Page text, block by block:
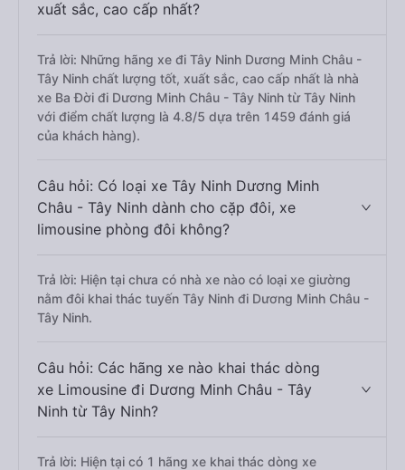
xuất sắc, cao cấp nhất?
Trả lời: Những hãng xe đi Tây Ninh Dương Minh Châu -
Tây Ninh chất lượng tốt, xuất sắc, cao cấp nhất là nhà
xe Ba Đời đi Dương Minh Châu - Tây Ninh từ Tây Ninh
với điểm chất lượng là 4.8/5 dựa trên 1459 đánh giá
của khách hàng).
Câu hỏi: Có loại xe Tây Ninh Dương Minh
Châu - Tây Ninh dành cho cặp đôi, xe
limousine phòng đôi không?
Trả lời: Hiện tại chưa có nhà xe nào có loại xe giường
nằm đôi khai thác tuyến Tây Ninh đi Dương Minh Châu -
Tây Ninh.
Câu hỏi: Các hãng xe nào khai thác dòng
xe Limousine đi Dương Minh Châu - Tây
Ninh từ Tây Ninh?
Trả lời: Hiện tại có 1 hãng xe khai thác dòng xe